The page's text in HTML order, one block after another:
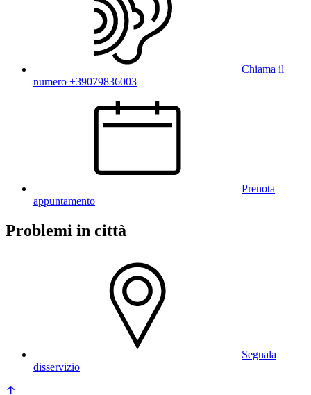
Chiama il
numero +39079836003
Prenota
appuntamento
Problemi in città
Segnala
disservizio